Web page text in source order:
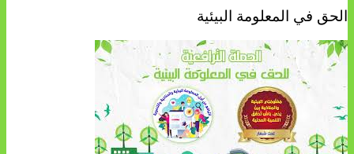
الحق في المعلومة البيئية